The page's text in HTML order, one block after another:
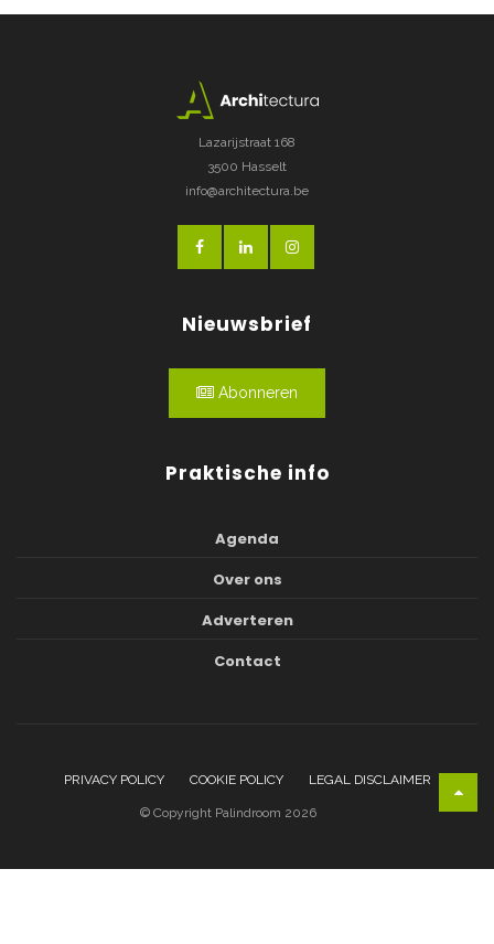
Lazarijstraat 168
3500 Hasselt
info@architectura.be
Nieuwsbrief
Abonneren
Praktische info
Agenda
Over ons
Adverteren
Contact
PRIVACY POLICY COOKIE POLICY LEGAL DISCLAIMER
© Copyright Palindroom 2026